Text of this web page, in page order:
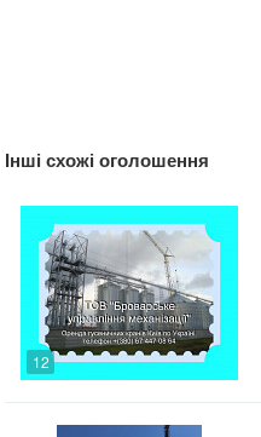
Інші схожі оголошення
12